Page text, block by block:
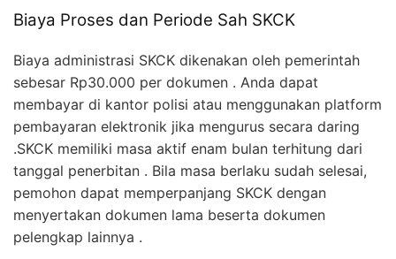
Biaya Proses dan Periode Sah SKCK
Biaya administrasi SKCK dikenakan oleh pemerintah
sebesar Rp30.000 per dokumen . Anda dapat
membayar di kantor polisi atau menggunakan platform
pembayaran elektronik jika mengurus secara daring
.SKCK memiliki masa aktif enam bulan terhitung dari
tanggal penerbitan . Bila masa berlaku sudah selesai,
pemohon dapat memperpanjang SKCK dengan
menyertakan dokumen lama beserta dokumen
pelengkap lainnya .